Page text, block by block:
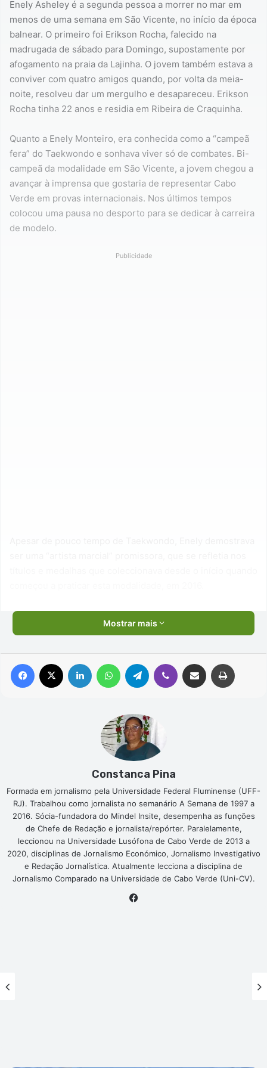
Enely Asheley é a segunda pessoa a morrer no mar em
menos de uma semana em São Vicente, no início da época
balnear. O primeiro foi Erikson Rocha, falecido na
madrugada de sábado para Domingo, supostamente por
afogamento na praia da Lajinha. O jovem também estava a
conviver com quatro amigos quando, por volta da meia-
noite, resolveu dar um mergulho e desapareceu. Erikson
Rocha tinha 22 anos e residia em Ribeira de Craquinha.
Quanto a Enely Monteiro, era conhecida como a “campeã
fera” do Taekwondo e sonhava viver só de combates. Bi-
campeã da modalidade em São Vicente, a jovem chegou a
avançar à imprensa que gostaria de representar Cabo
Verde em provas internacionais. Nos últimos tempos
colocou uma pausa no desporto para se dedicar à carreira
de modelo.
Publicidade
Mostrar mais
Facebook Linkedin WhatsAppTelegram Viber Compartilhar via e-mail
Constanca Pina
Formada em jornalismo pela Universidade Federal Fluminense (UFF-
RJ). Trabalhou como jornalista no semanário A Semana de 1997 a
2016. Sócia-fundadora do Mindel Insite, desempenha as funções
de Chefe de Redação e jornalista/repórter. Paralelamente,
leccionou na Universidade Lusófona de Cabo Verde de 2013 a
2020, disciplinas de Jornalismo Económico, Jornalismo Investigativo
e Redação Jornalística. Atualmente lecciona a disciplina de
Jornalismo Comparado na Universidade de Cabo Verde (Uni-CV).